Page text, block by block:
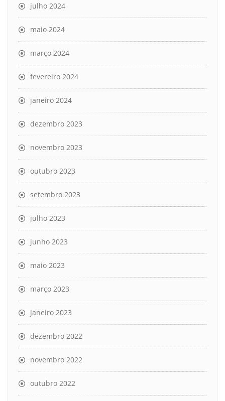
julho 2024
maio 2024
março 2024
fevereiro 2024
janeiro 2024
dezembro 2023
novembro 2023
outubro 2023
setembro 2023
julho 2023
junho 2023
maio 2023
março 2023
janeiro 2023
dezembro 2022
novembro 2022
outubro 2022